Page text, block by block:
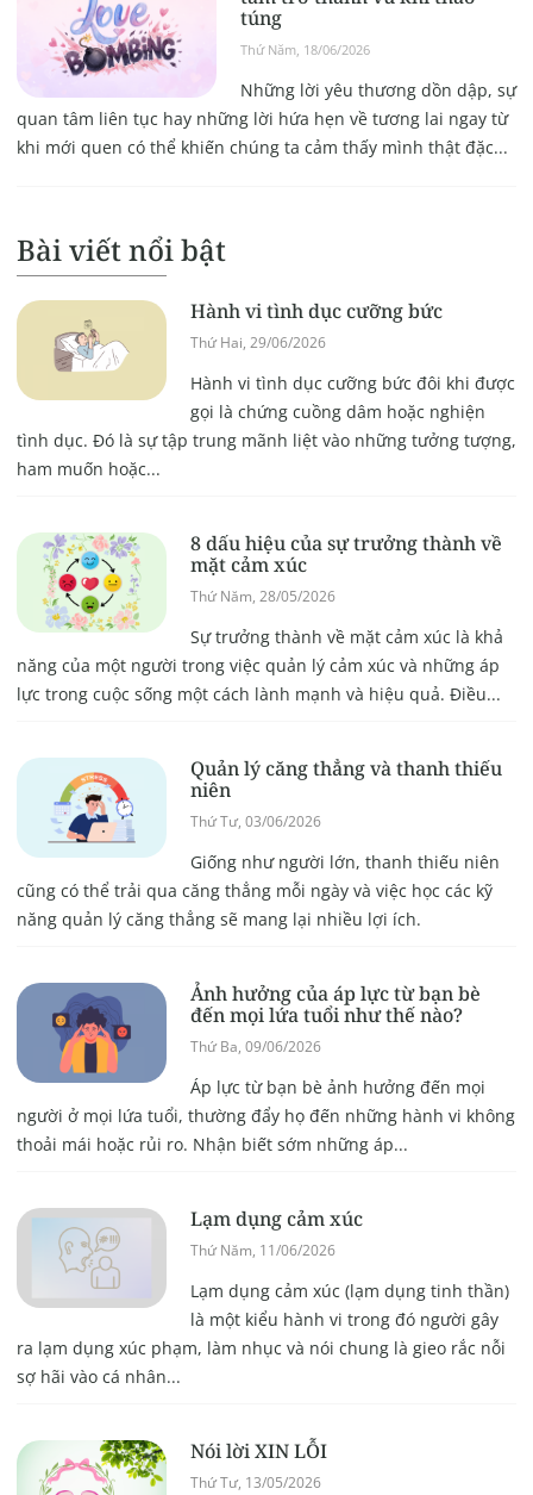
túng
Thứ Năm, 18/06/2026
Những lời yêu thương dồn dập, sự
quan tâm liên tục hay những lời hứa hẹn về tương lai ngay từ
khi mới quen có thể khiến chúng ta cảm thấy mình thật đặc...
Bài viết nổi bật
Hành vi tình dục cưỡng bức
Thứ Hai, 29/06/2026
Hành vi tình dục cưỡng bức đôi khi được
gọi là chứng cuồng dâm hoặc nghiện
tình dục. Đó là sự tập trung mãnh liệt vào những tưởng tượng,
ham muốn hoặc...
8 dấu hiệu của sự trưởng thành về
mặt cảm xúc
Thứ Năm, 28/05/2026
Sự trưởng thành về mặt cảm xúc là khả
năng của một người trong việc quản lý cảm xúc và những áp
lực trong cuộc sống một cách lành mạnh và hiệu quả. Điều...
Quản lý căng thẳng và thanh thiếu
niên
Thứ Tư, 03/06/2026
Giống như người lớn, thanh thiếu niên
cũng có thể trải qua căng thẳng mỗi ngày và việc học các kỹ
năng quản lý căng thẳng sẽ mang lại nhiều lợi ích.
Ảnh hưởng của áp lực từ bạn bè
đến mọi lứa tuổi như thế nào?
Thứ Ba, 09/06/2026
Áp lực từ bạn bè ảnh hưởng đến mọi
người ở mọi lứa tuổi, thường đẩy họ đến những hành vi không
thoải mái hoặc rủi ro. Nhận biết sớm những áp...
Lạm dụng cảm xúc
Thứ Năm, 11/06/2026
Lạm dụng cảm xúc (lạm dụng tinh thần)
là một kiểu hành vi trong đó người gây
ra lạm dụng xúc phạm, làm nhục và nói chung là gieo rắc nỗi
sợ hãi vào cá nhân...
Nói lời XIN LỖI
Thứ Tư, 13/05/2026